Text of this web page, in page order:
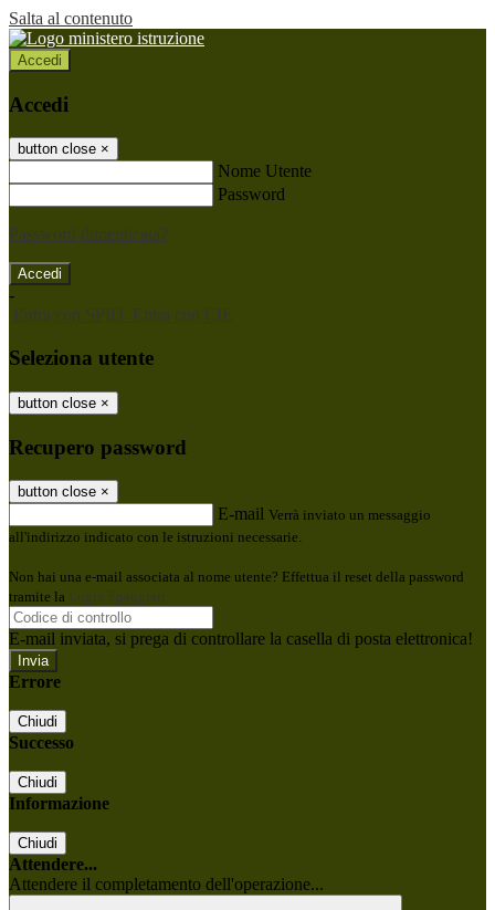
Salta al contenuto
Accedi
Accedi
button close ×
Nome Utente
Password
Password dimenticata?
-
Entra con SPID Entra con CIE
Seleziona utente
button close ×
Recupero password
button close ×
E-mail Verrà inviato un messaggio
all'indirizzo indicato con le istruzioni necessarie.
Non hai una e-mail associata al nome utente? Effettua il reset della password
tramite la Login Spaggiari
E-mail inviata, si prega di controllare la casella di posta elettronica!
Errore
Chiudi
Successo
Chiudi
Informazione
Chiudi
Attendere...
Attendere il completamento dell'operazione...